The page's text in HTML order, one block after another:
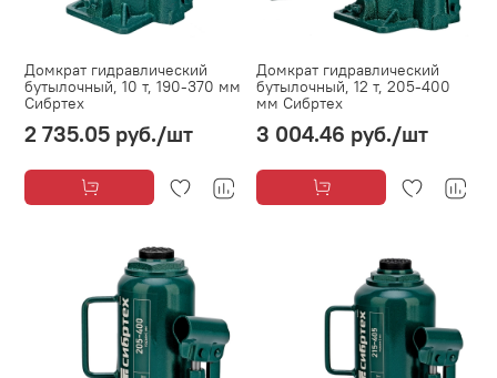
Домкрат гидравлический
бутылочный, 10 т, 190-370 мм
Сибртех
2 735.05 руб./шт
Домкрат гидравлический
бутылочный, 12 т, 205-400
мм Сибртех
3 004.46 руб./шт